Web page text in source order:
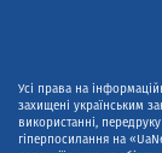
Усі права на
захищені українським
використанні,
гіперпосилання на